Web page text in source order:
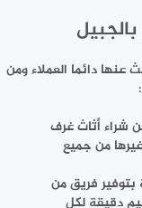
عنها دائما العملاء ومن
شراء أثاث غرف
من جميع
فريق من
دقيقة لكل